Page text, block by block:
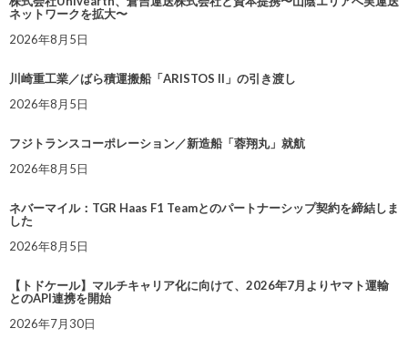
ネットワークを拡大〜
2026年8月5日
川崎重工業／ばら積運搬船「ARISTOS II」の引き渡し
2026年8月5日
フジトランスコーポレーション／新造船「蓉翔丸」就航
2026年8月5日
ネバーマイル：TGR Haas F1 Teamとのパートナーシップ契約を締結しま
した
2026年8月5日
【トドケール】マルチキャリア化に向けて、2026年7月よりヤマト運輸
とのAPI連携を開始
2026年7月30日